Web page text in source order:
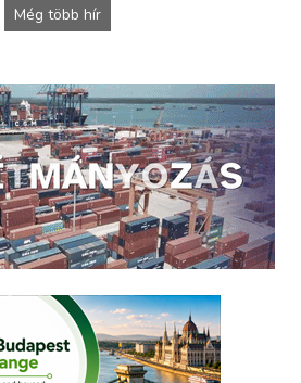
Még több hír